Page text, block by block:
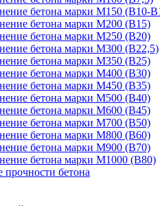
бетона марки М150 (В10-
бетона марки М200 (В15)
бетона марки М250 (В20)
бетона марки М300 (В22,5)
бетона марки М350 (B25)
бетона марки М400 (В30)
бетона марки М450 (В35)
бетона марки М500 (B40)
бетона марки М600 (B45)
бетона марки М700 (B50)
бетона марки М800 (B60)
бетона марки М900 (B70)
бетона марки М1000 (В80)
прочности бетона